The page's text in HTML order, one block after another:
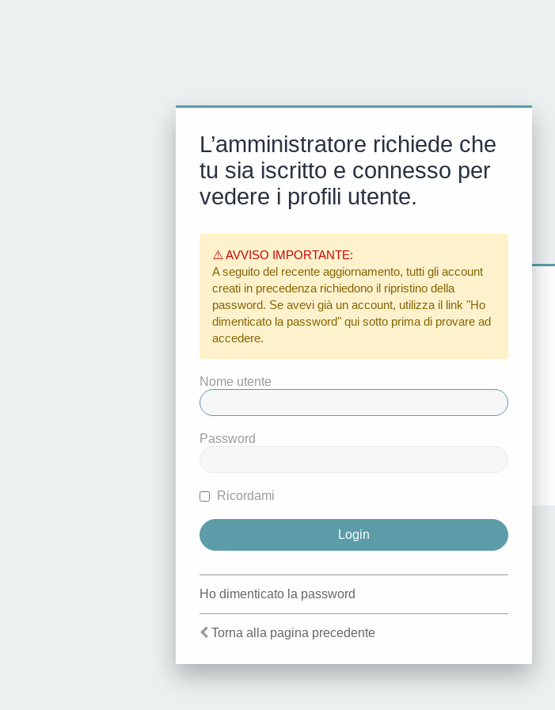
L’amministratore richiede che
tu sia iscritto e connesso per
vedere i profili utente.
⚠️ AVVISO IMPORTANTE:
A seguito del recente aggiornamento, tutti gli account
creati in precedenza richiedono il ripristino della
password. Se avevi già un account, utilizza il link "Ho
dimenticato la password" qui sotto prima di provare ad
accedere.
Nome utente
Password
Ricordami
Ho dimenticato la password
Torna alla pagina precedente